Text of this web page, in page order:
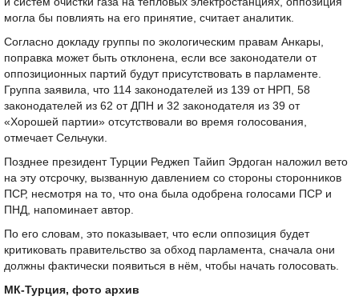
могла бы повлиять на его принятие, считает аналитик.
Согласно докладу группы по экологическим правам Анкары,
поправка может быть отклонена, если все законодатели от
оппозиционных партий будут присутствовать в парламенте.
Группа заявила, что 114 законодателей из 139 от НРП, 58
законодателей из 62 от ДПН и 32 законодателя из 39 от
«Хорошей партии» отсутствовали во время голосования,
отмечает Сельчуки.
Позднее президент Турции Реджеп Тайип Эрдоган наложил вето
на эту отсрочку, вызванную давлением со стороны сторонников
ПСР, несмотря на то, что она была одобрена голосами ПСР и
ПНД, напоминает автор.
По его словам, это показывает, что если оппозиция будет
критиковать правительство за обход парламента, сначала они
должны фактически появиться в нём, чтобы начать голосовать.
МК-Турция, фото архив